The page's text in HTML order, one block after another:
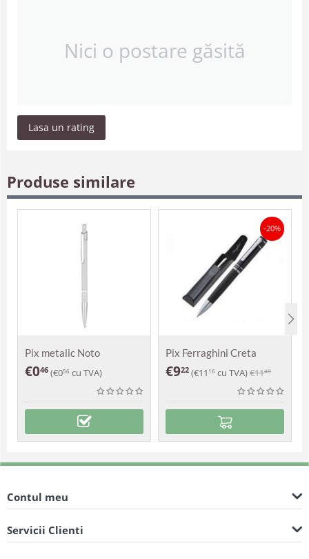
Nici o postare găsită
Lasa un rating
Produse similare
Pix metalic Noto
€046 (€056 cu TVA)
-20%
Pix Ferraghini Creta
€922 (€11 16 cu TVA)€1148
Contul meu
Servicii Clienti